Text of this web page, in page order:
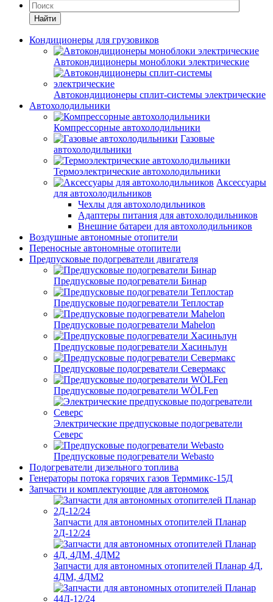
Найти
Кондиционеры для грузовиков
Автокондиционеры моноблоки электрические
Автокондиционеры сплит-системы электрические
Автохолодильники
Компрессорные автохолодильники
Газовые
автохолодильники
Термоэлектрические автохолодильники
Аксессуары
для автохолодильников
Чехлы для автохолодильников
Адаптеры питания для автохолодильников
Внешние батареи для автохолодильников
Воздушные автономные отопители
Переносные автономные отопители
Предпусковые подогреватели двигателя
Предпусковые подогреватели Бинар
Предпусковые подогреватели Теплостар
Предпусковые подогреватели Mahelon
Предпусковые подогреватели Хасиньлун
Предпусковые подогреватели Севермакс
Предпусковые подогреватели WÖLFen
Электрические предпусковые подогреватели
Северс
Предпусковые подогреватели Webasto
Подогреватели дизельного топлива
Генераторы потока горячих газов Терммикс-15Д
Запчасти и комплектующие для автономок
Запчасти для автономных отопителей Планар
2Д-12/24
Запчасти для автономных отопителей Планар 4Д,
4ДМ, 4ДМ2